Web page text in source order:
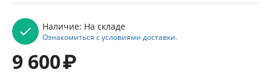
Наличие: На складе
Ознакомиться с условиями доставки.
9 600₽